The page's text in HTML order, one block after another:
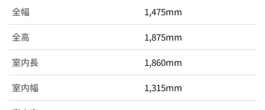
全幅 1,475mm
全高 1,875mm
室内長 1,860mm
室内幅 1,315mm